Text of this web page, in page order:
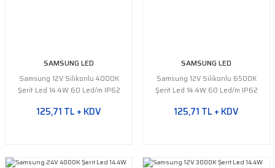
SAMSUNG LED
Samsung 12V Silikonlu 4000K
Şerit Led 14.4W 60 Led/m IP62
125,71 TL + KDV
SAMSUNG LED
Samsung 12V Silikonlu 6500K
Şerit Led 14.4W 60 Led/m IP62
125,71 TL + KDV